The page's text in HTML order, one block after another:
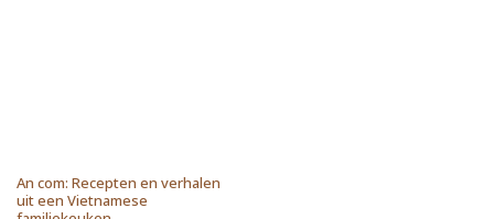
An com: Recepten en verhalen
uit een Vietnamese